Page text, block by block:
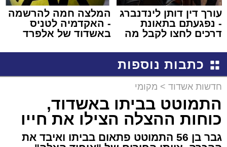
עורך דין דותן לינדנברג
- נפגעתם בתאונת
דרכים לחצו לקבל מה
המלצה חמה להרשמה
- האקדמיה לטניס
באשדוד של אלפרד
כתבות נוספות
חדשות אשדוד > מקומי
התמוטט בביתו באשדוד,
כוחות ההצלה הצילו את חייו
גבר בן 56 התמוטט פתאום בביתו ואיבד את